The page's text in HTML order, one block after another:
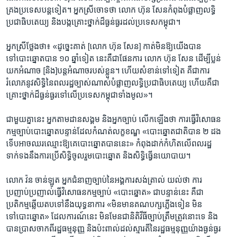
គ្រង​ប្រទេស​បន្ត​ទៀត។ អ្នកស្រី​ចោទ​ថា​ លោក ហ៊ុន សែនកំពុង​បំផ្លាញ​លទ្ធិ​
ប្រជាធិបតេយ្យ​ និង​បង្ក​គ្រោះ​ថ្នាក់​ដ៏ធ្ងន់ធ្ងរ​ដល់​ប្រទេស​កម្ពុជា។
អ្នក​ស្រី​ថ្លែង​ថា៖ «ដូច្នេះគាត់ ​[លោក ហ៊ុន សែន] កាត់​មិន​ឱ្យ​យើង​បាន​
ទៅបោះ​ឆ្នោត​បាន​ ១០ ឆ្នាំ​ទៀត ​នេះ​គឺ​ជា​ផែនការ ​លោក ហ៊ុន សែន ​ដើម្បី​ប្លន់​
យក​អំណាច​ ​[និង]បន្ត​អំណាច​របស់​ខ្លួន។ ហើយ​សំខាន់​ទៅ​ទៀត គឺ​ជាការ​
រំលោភនូវ​សិទ្ធិ​នៃ​ពលរដ្ឋ​ច្បាស់​ណាស់​បំផ្លាញ​លទ្ធិ​ប្រជាធិបតេយ្យ​ ហើយ​គឺជា​
គ្រោះ​ថ្នាក់​ដ៏​ធ្ងន់ធ្ងរ​ទៅ​លើប្រទេស​កម្ពុជាទាំង​មូល»។
ជាមួយ​គ្នានេះ ​អ្នក​តាម​ដាន​សង្គម ​និង​អ្នក​ច្បាប់​ លើក​ឡើង​ថា ​ការ​ធ្វើ​វិសោធន
កម្ម​ច្បាប់​បោះ​ឆ្នោត​បន្ទាន់​ដែលកំណត់​លក្ខខណ្ឌ​ «បោះ​ឆ្នោត​ជាតិ​បាន​ ២​ ដង
ទើបអាច​ឈរ​ឈ្មោះ​ឱ្យ​គេ​បោះ​ឆ្នោត​បាន​នេះ»​ កំពុង​ដាក់​កំហិត​លើ​ពលរដ្ឋ
ទាក់​ទង​នឹង​ការ​ប្រើ​សិទ្ធិ​ចូលរួមបោះឆ្នោត​ និងសិទ្ធិ​ធ្វើនយោបាយ។
លោក ​វ៉ន ចាន់ឡូត ​អ្នក​ជំនាញ​ច្បាប់​នៃ​អង្គការ​សង់ត្រាល់ យល់​ថា ការ​
ប្រញាប់​ប្រញាល់ធ្វើ​វិសោធនកម្មច្បាប់​ «បោះឆ្នោត» ជា​បន្ទាន់​នេះ ​គឺជា​
ប្រតិកម្ម​ឆ្លើយ​តបទៅនឹងយុទ្ធនាការ​ «មិន​មាន​គណ​បក្ស​ភ្លើង​ទៀន ​មិន​
ទៅបោះ​ឆ្នោត»​ ដែល​ការណ៍​នេះ ​មិន​មែន​ជា​និតិវីធី​ច្បាប់​ត្រឹម​ត្រូវ​នោះ​ទេ​ និង​
បាន​ប្រាសចាក​ពី​រដ្ឋធម្មនុញ្ញ និង​ប៉ះ​ពាល់​ដល់ស្មារតី​នៃ​រដ្ឋធម្មនុញ្ញ​យ៉ាង​ធ្ងន់ធ្ងរ